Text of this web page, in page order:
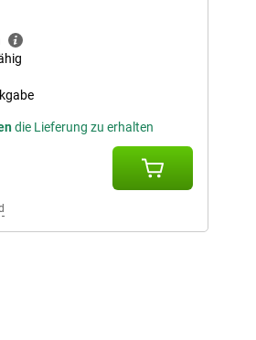
die Lieferung zu erhalten